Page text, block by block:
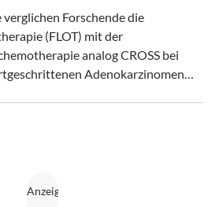
verglichen Forschende die
(FLOT) mit der
analog CROSS bei
Adenokarzinomen